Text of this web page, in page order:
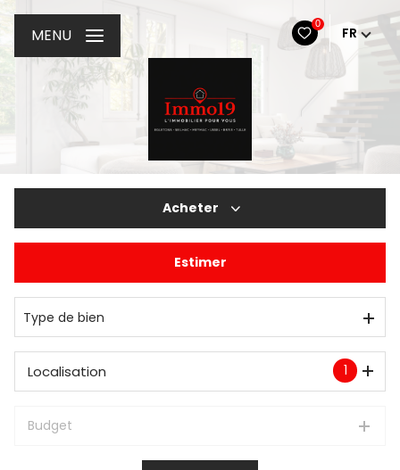
0
FR
MENU
Acheter
De l'immo pro
Estimer
Type de bien
1
Localisation
Budget